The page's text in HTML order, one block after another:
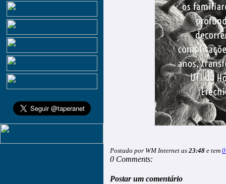
Postado por WM Internet as 23:48 e tem
0 Comments:
Postar um comentário